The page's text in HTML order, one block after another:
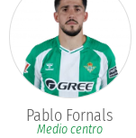
Pablo Fornals
Medio centro